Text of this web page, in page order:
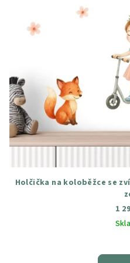
Holčička na koloběžce se
1